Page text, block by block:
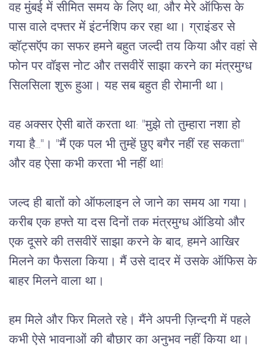
वह मुंबई में सीमित समय के लिए था, और मेरे ऑफिस के
पास वाले दफ्तर में इंटर्नशिप कर रहा था। ग्राइंडर से
व्हॉट्सऍप का सफर हमने बहुत जल्दी तय किया और वहां से
फोन पर वॉइस नोट और तसवीरें साझा करने का मंत्रमुग्ध
सिलसिला शुरू हुआ। यह सब बहुत ही रोमानी था।
वह अक्सर ऐसी बातें करता था: "मुझे तो तुम्हारा नशा हो
गया है..."। "मैं एक पल भी तुम्हें छुए बगैर नहीं रह सकता"
और वह ऐसा कभी करता भी नहीं था!
जल्द ही बातों को ऑफलाइन ले जाने का समय आ गया।
करीब एक हफ्ते या दस दिनों तक मंत्रमुग्ध ऑडियो और
एक दूसरे की तसवीरें साझा करने के बाद, हमने आखिर
मिलने का फैसला किया। मैं उसे दादर में उसके ऑफिस के
बाहर मिलने वाला था।
हम मिले और फिर मिलते रहे। मैंने अपनी ज़िन्दगी में पहले
कभी ऐसे भावनाओं की बौछार का अनुभव नहीं किया था।